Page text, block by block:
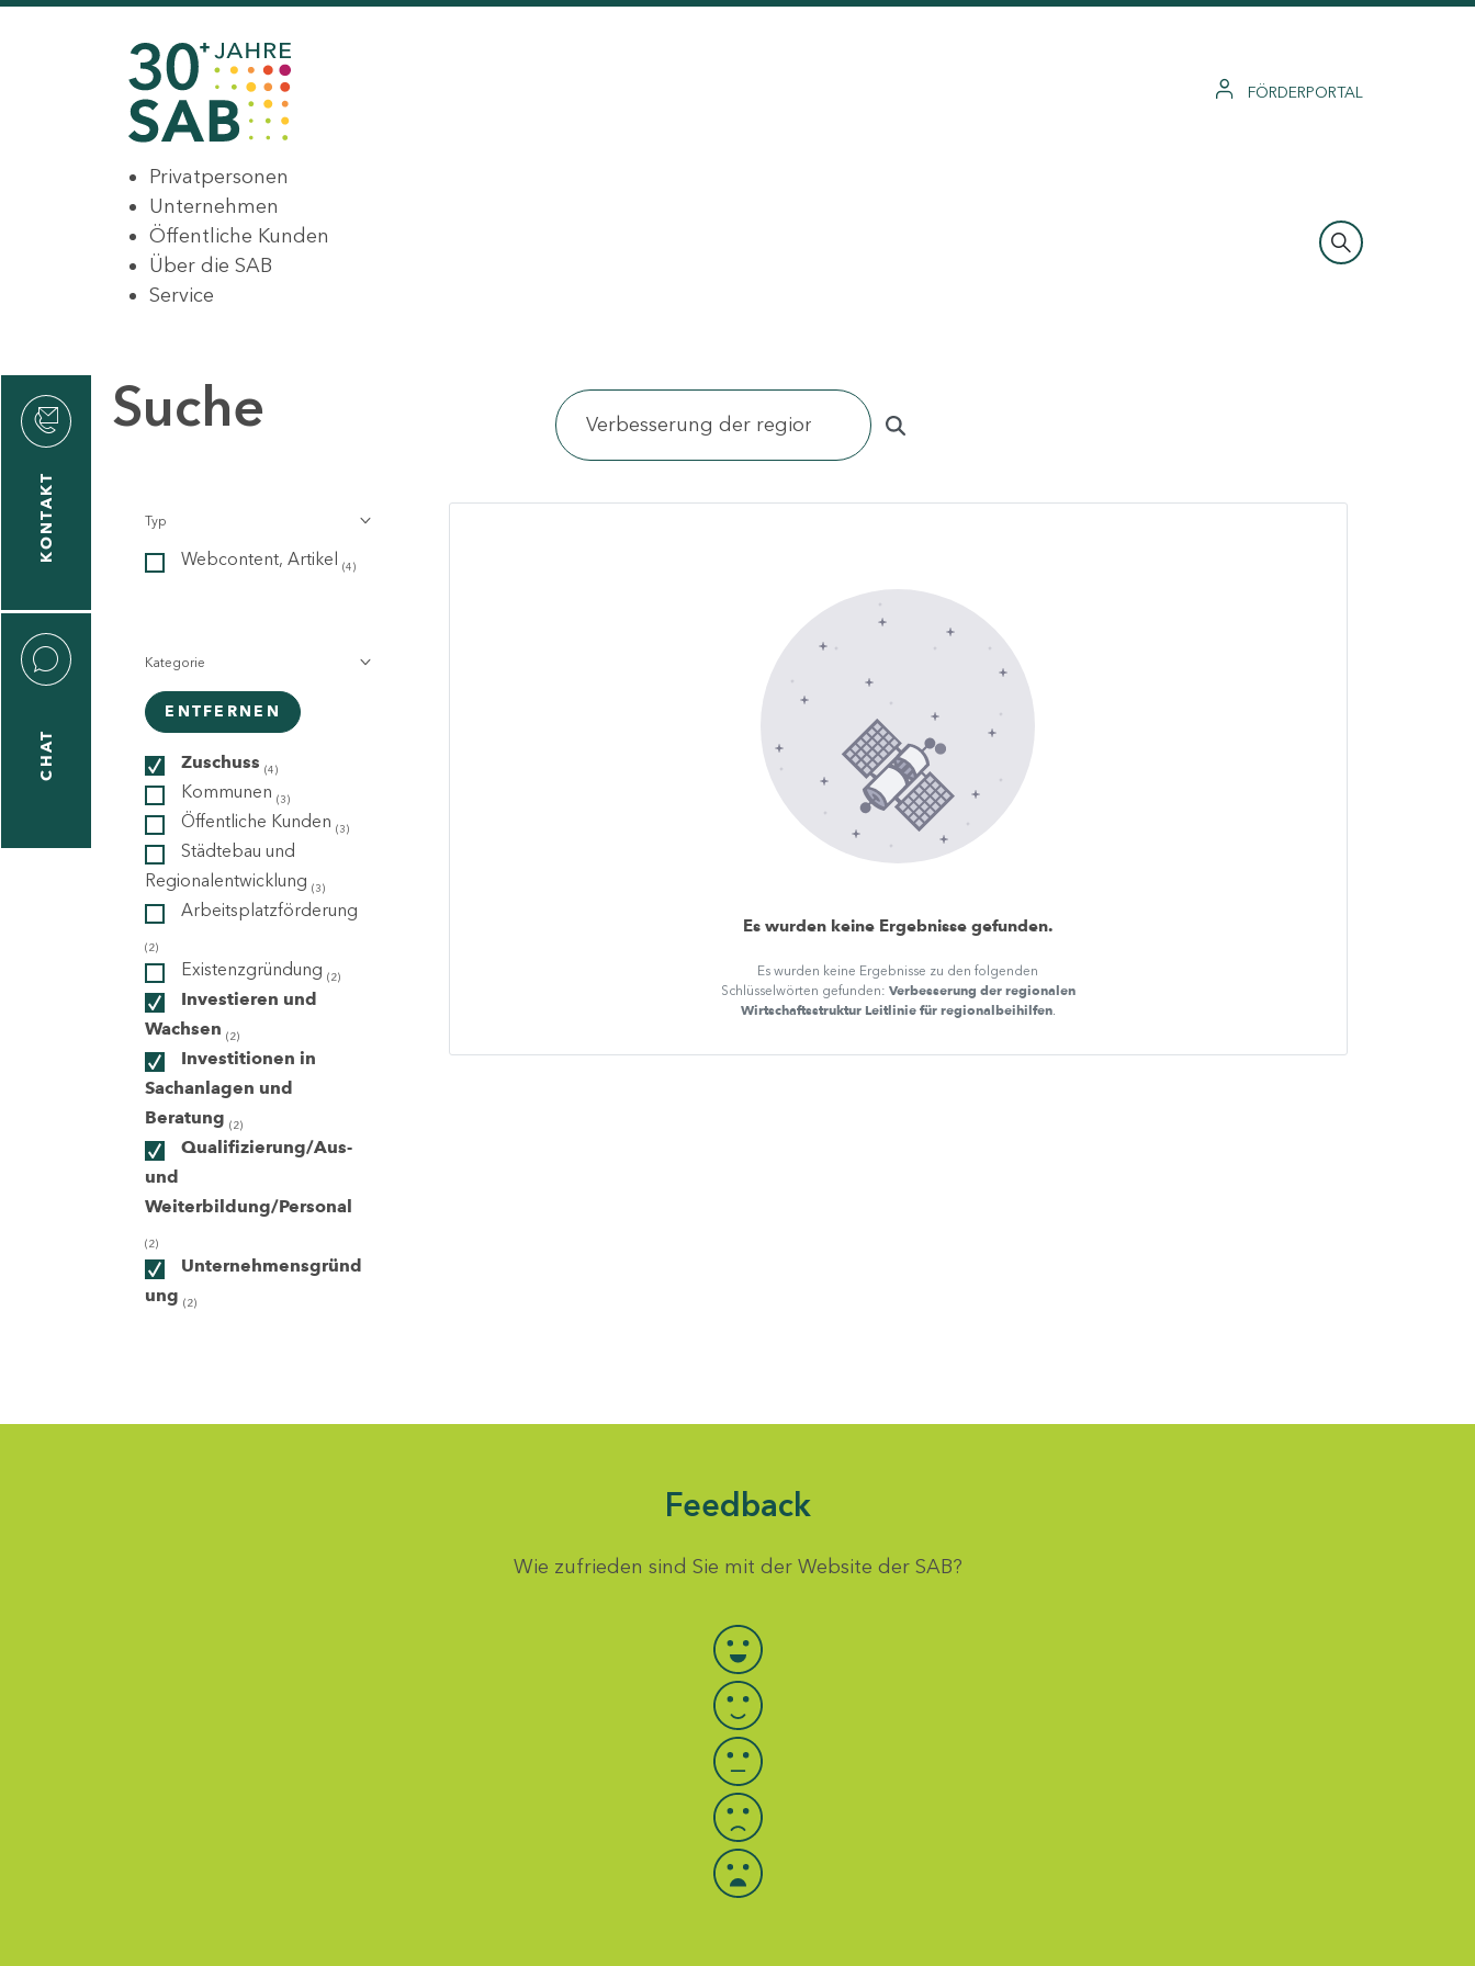
FÖRDERPORTAL
Privatpersonen
Unternehmen
Öffentliche Kunden
Über die SAB
Service
KONTAKT
CHAT
Suche
Typ
Webcontent, Artikel (4)
Kategorie
ENTFERNEN
Zuschuss (4)
Kommunen (3)
Öffentliche Kunden (3)
Städtebau und
Regionalentwicklung (3)
Arbeitsplatzförderung
(2)
Existenzgründung (2)
Investieren und
Wachsen (2)
Investitionen in
Sachanlagen und
Beratung (2)
Qualifizierung/Aus-
und
Weiterbildung/Personal
(2)
Unternehmensgründ
ung (2)
Es wurden keine Ergebnisse gefunden.
Es wurden keine Ergebnisse zu den folgenden
Schlüsselwörten gefunden: Verbesserung der regionalen
Wirtschaftsstruktur Leitlinie für regionalbeihilfen.
Feedback
Wie zufrieden sind Sie mit der Website der SAB?
Bewertung auswählen